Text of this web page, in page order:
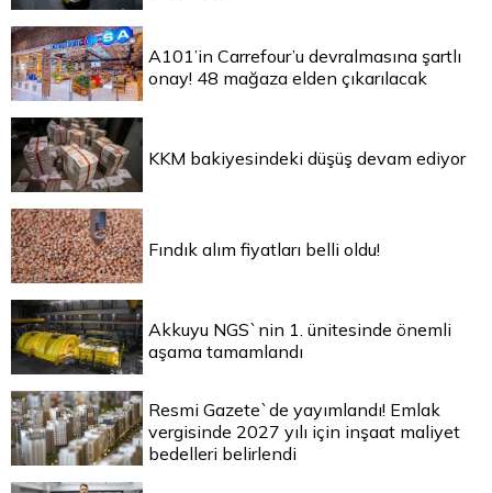
A101’in Carrefour’u devralmasına şartlı
onay! 48 mağaza elden çıkarılacak
KKM bakiyesindeki düşüş devam ediyor
Fındık alım fiyatları belli oldu!
Akkuyu NGS`nin 1. ünitesinde önemli
aşama tamamlandı
Resmi Gazete`de yayımlandı! Emlak
vergisinde 2027 yılı için inşaat maliyet
bedelleri belirlendi